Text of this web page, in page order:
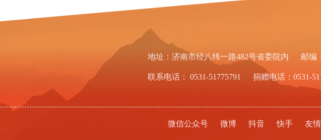
地址：济南市经八纬一路482号省委院内 邮编
联系电话： 0531-51775791 捐赠电话：0531-
微信公众号 微博 抖音 快手 友